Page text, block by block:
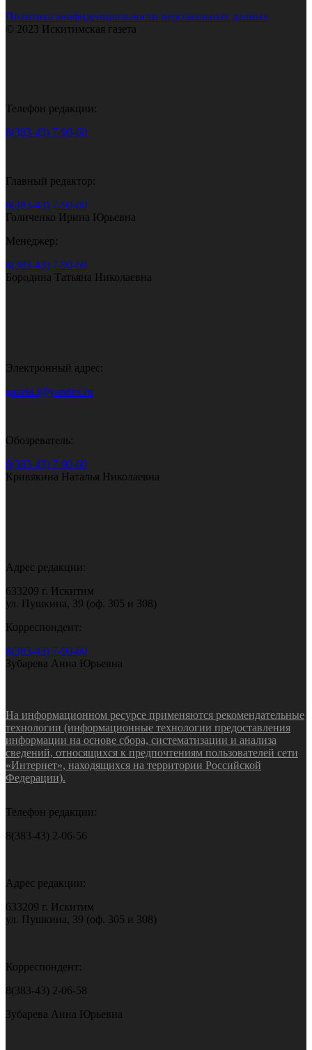
Политика конфиденциальности персональных данных
© 2023 Искитимская газета
Телефон редакции:
8(383-43) 7-90-60
Главный редактор:
8(383-43) 7-90-60
Голиченко Ирина Юрьевна
Менеджер:
8(383-43) 7-90-60
Бородина Татьяна Николаевна
Электронный адрес:
gazeta.i@yandex.ru
Обозреватель:
8(383-43) 7-90-60
Кривякина Наталья Николаевна
Адрес редакции:
633209 г. Искитим
ул. Пушкина, 39 (оф. 305 и 308)
Корреспондент:
8(383-43) 7-90-60
Зубарева Анна Юрьевна
На информационном ресурсе применяются рекомендательные
технологии (информационные технологии предоставления
информации на основе сбора, систематизации и анализа
сведений, относящихся к предпочтениям пользователей сети
«Интернет», находящихся на территории Российской
Федерации).
Телефон редакции:
8(383-43) 2-06-56
Адрес редакции:
633209 г. Искитим
ул. Пушкина, 39 (оф. 305 и 308)
Корреспондент:
8(383-43) 2-06-58
Зубарева Анна Юрьевна